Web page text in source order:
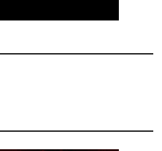
com ligação ótica, integra
digital em64-